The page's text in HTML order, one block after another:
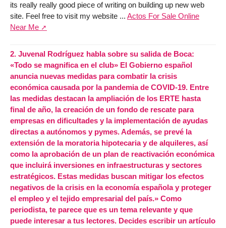
its really really good piece of writing on building up new web
site. Feel free to visit my website ... Actos For Sale Online
Near Me
2. Juvenal Rodríguez habla sobre su salida de Boca:
«Todo se magnifica en el club» El Gobierno español
anuncia nuevas medidas para combatir la crisis
económica causada por la pandemia de COVID-19. Entre
las medidas destacan la ampliación de los ERTE hasta
final de año, la creación de un fondo de rescate para
empresas en dificultades y la implementación de ayudas
directas a autónomos y pymes. Además, se prevé la
extensión de la moratoria hipotecaria y de alquileres, así
como la aprobación de un plan de reactivación económica
que incluirá inversiones en infraestructuras y sectores
estratégicos. Estas medidas buscan mitigar los efectos
negativos de la crisis en la economía española y proteger
el empleo y el tejido empresarial del país.» Como
periodista, te parece que es un tema relevante y que
puede interesar a tus lectores. Decides escribir un artículo